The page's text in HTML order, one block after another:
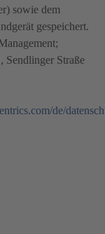
sowie dem
gespeichert.
Sendlinger Straße
de/